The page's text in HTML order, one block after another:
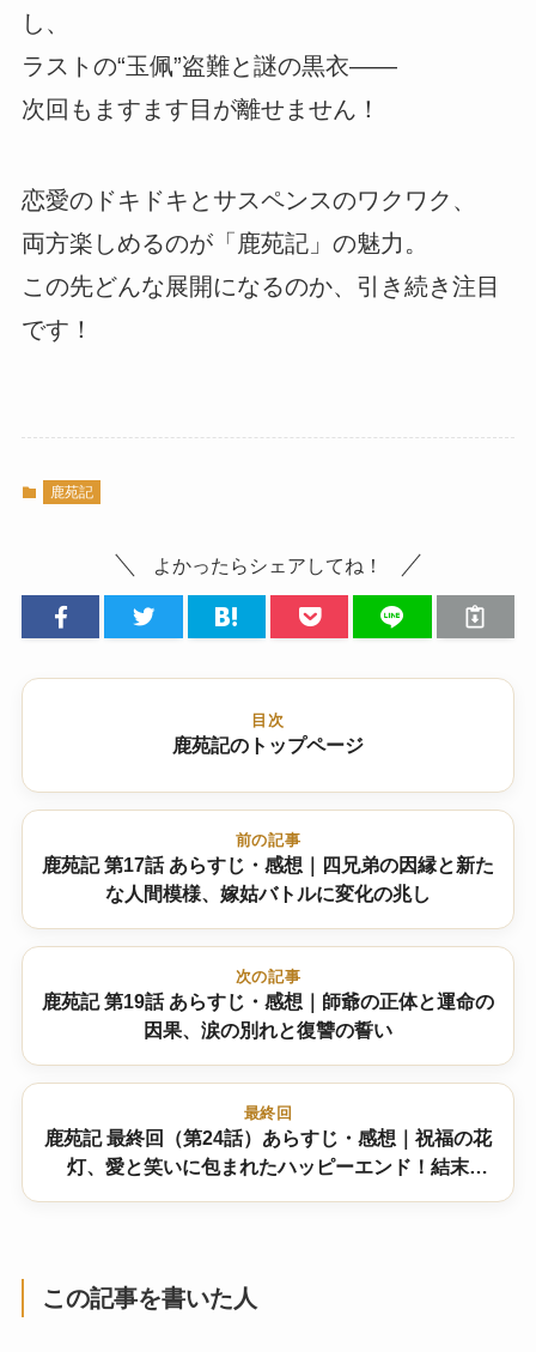
し、
ラストの“玉佩”盗難と謎の黒衣――
次回もますます目が離せません！
恋愛のドキドキとサスペンスのワクワク、
両方楽しめるのが「鹿苑記」の魅力。
この先どんな展開になるのか、引き続き注目
です！
鹿苑記
よかったらシェアしてね！
目次
鹿苑記のトップページ
前の記事
鹿苑記 第17話 あらすじ・感想｜四兄弟の因縁と新た
な人間模様、嫁姑バトルに変化の兆し
次の記事
鹿苑記 第19話 あらすじ・感想｜師爺の正体と運命の
因果、涙の別れと復讐の誓い
最終回
鹿苑記 最終回（第24話）あらすじ・感想｜祝福の花
灯、愛と笑いに包まれたハッピーエンド！結末
この記事を書いた人